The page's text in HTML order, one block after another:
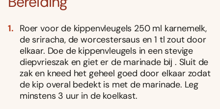
Roer voor de kippenvleugels 250 ml karnemelk,
de sriracha, de worcestersaus en 1 tl zout door
elkaar. Doe de kippenvleugels in een stevige
diepvrieszak en giet er de marinade bĳ . Sluit de
zak en kneed het geheel goed door elkaar zodat
de kip overal bedekt is met de marinade. Leg
minstens 3 uur in de koelkast.